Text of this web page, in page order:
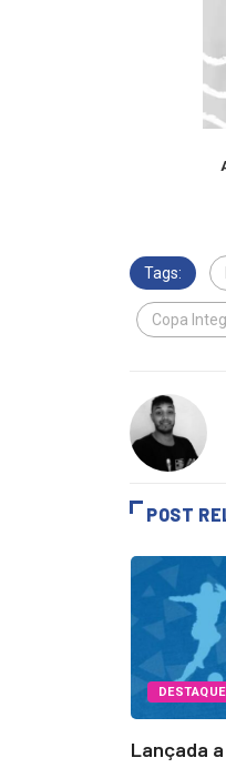
Tags:
Copa
POST
DESTAQUE
Lançada